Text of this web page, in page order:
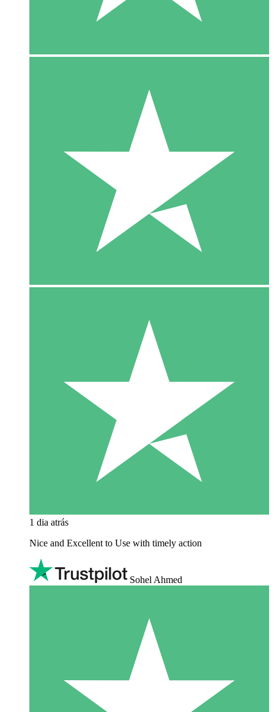
1 dia atrás
Nice and Excellent to Use with timely action
Sohel Ahmed